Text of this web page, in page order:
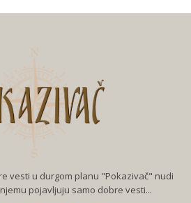
vesti u durgom planu "Pokazivač" nudi
pojavljuju samo dobre vesti...